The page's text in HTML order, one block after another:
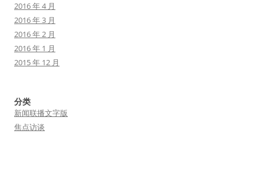
2016 年 4 月
2016 年 3 月
2016 年 2 月
2016 年 1 月
2015 年 12 月
分类
新闻联播文字版
焦点访谈